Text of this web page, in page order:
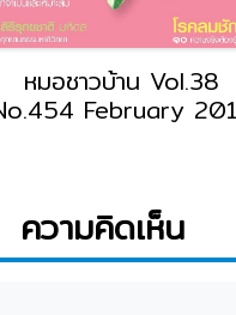
หมอชาว
No.447
ความคิดเห็น